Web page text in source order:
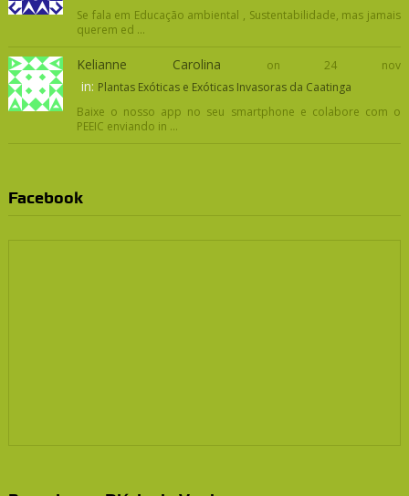
Se fala em Educação ambiental , Sustentabilidade, mas jamais
querem ed ...
Kelianne Carolina on 24 nov
in: Plantas Exóticas e Exóticas Invasoras da Caatinga
Baixe o nosso app no seu smartphone e colabore com o
PEEIC enviando in ...
Facebook